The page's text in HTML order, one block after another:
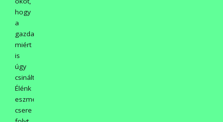
hogy
a
gazda
miért
is
úgy
csinálta.
Élénk
eszme-
csere